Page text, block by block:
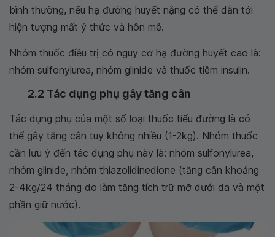
bình thường, nếu hạ đường huyết nặng có thể dẫn tới
hiện tượng mất ý thức và hôn mê.
Nhóm thuốc điều trị có nguy cơ hạ đường huyết cao là:
nhóm sulfonylurea, nhóm glinide và thuốc tiêm insulin.
2.2 Tác dụng phụ gây tăng cân
Tác dụng phụ của một số loại thuốc tiểu đường là có
thể gây tăng cân tuy không nhiều (1-2kg). Nhóm thuốc
cần lưu ý đến tác dụng phụ này là: nhóm sulfonylurea,
nhóm glinide, nhóm thiazolidinedione (tăng cân khoảng
2-4kg/24 tháng do làm tăng tích trữ mỡ dưới da và một
phần giữ nước).